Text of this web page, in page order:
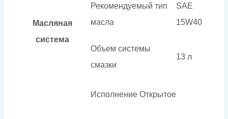
Масляная
система
Рекомендуемый тип
масла
SAE
15W40
Объем системы
смазки
13 л
Исполнение Открытое